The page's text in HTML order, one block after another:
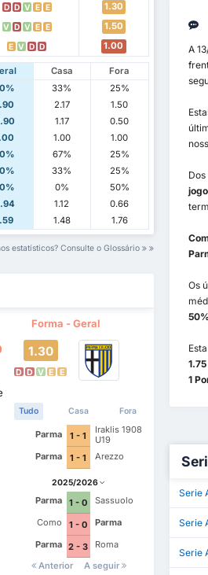
D D V E E
1.30
V D V E E
1.50
E V D D 1.00
Casa
Fora
33%
25%
2.17
1.50
1.17
0.50
1.00
1.00
67%
25%
33%
25%
0%
50%
1.12
0.66
1.48 1.76
estatísticos? Consulte o Glossário
Forma - Geral
1.30
D D V E E
Tudo Casa Fora
Parma 1 - 1
Iraklis 1908
U19
Parma
1 - 1 Arezzo
2025/2026
Parma 1 - 0
Sassuolo
Como
1 - 0
Parma
Parma 2 - 3
Roma
Anterior
A seguir
A
Os
50%
1
Serie
Serie
Serie